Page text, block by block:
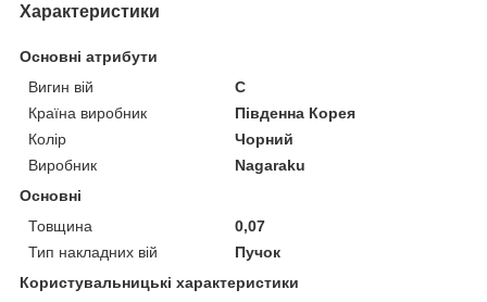
Характеристики
Основні атрибути
Вигин вій
C
Країна виробник
Південна Корея
Колір
Чорний
Виробник
Nagaraku
Основні
Товщина
0,07
Тип накладних вій
Пучок
Користувальницькі характеристики